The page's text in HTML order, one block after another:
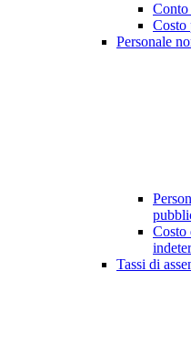
Conto
Costo
Personale
Costo
Tassi di